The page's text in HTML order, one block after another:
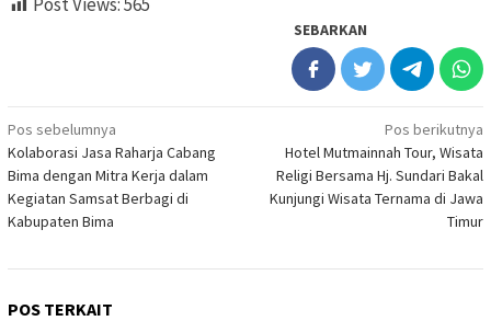
SEBARKAN
Navigasi
pos
Pos sebelumnya
Kolaborasi Jasa Raharja Cabang
Bima dengan Mitra Kerja dalam
Kegiatan Samsat Berbagi di
Kabupaten Bima
Pos berikutnya
Hotel Mutmainnah Tour, Wisata
Religi Bersama Hj. Sundari Bakal
Kunjungi Wisata Ternama di Jawa
Timur
POS TERKAIT